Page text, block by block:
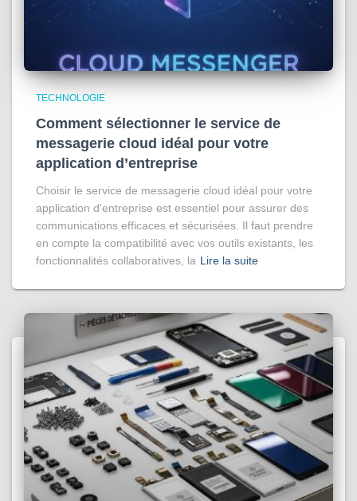
TECHNOLOGIE
Comment sélectionner le service de
messagerie cloud idéal pour votre
application d’entreprise
Choisir le service de messagerie cloud idéal pour votre
application d’entreprise est essentiel pour assurer des
communications efficaces et sécurisées. Il faut prendre
en compte la compatibilité avec vos outils existants, les
fonctionnalités collaboratives, la Lire la suite